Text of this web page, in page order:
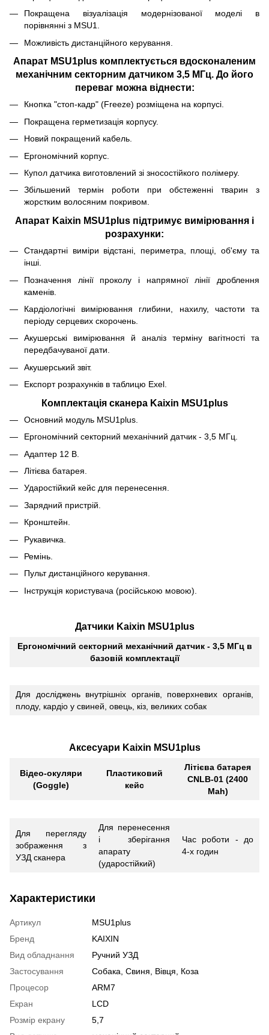
Покращена візуалізація модернізованої моделі в
порівнянні з MSU1.
Можливість дистанційного керування.
Апарат MSU1plus комплектується вдосконаленим
механічним секторним датчиком 3,5 МГц. До його
переваг можна віднести:
Кнопка "стоп-кадр" (Freeze) розміщена на корпусі.
Покращена герметизація корпусу.
Новий покращений кабель.
Ергономічний корпус.
Купол датчика виготовлений зі зносостійкого полімеру.
Збільшений термін роботи при обстеженні тварин з
жорстким волосяним покривом.
Апарат Kaixin MSU1plus підтримує вимірювання і
розрахунки:
Стандартні виміри відстані, периметра, площі, об'єму та
інші.
Позначення лінії проколу і напрямної лінії дроблення
каменів.
Кардіологічні вимірювання глибини, нахилу, частоти та
періоду серцевих скорочень.
Акушерські вимірювання й аналіз терміну вагітності та
передбачуваної дати.
Акушерський звіт.
Експорт розрахунків в таблицю Exel.
Комплектація сканера Kaixin MSU1plus
Основний модуль MSU1plus.
Ергономічний секторний механічний датчик - 3,5 МГц.
Адаптер 12 В.
Літієва батарея.
Ударостійкий кейс для перенесення.
Зарядний пристрій.
Кронштейн.
Рукавичка.
Ремінь.
Пульт дистанційного керування.
Інструкція користувача (російською мовою).
Датчики Kaixin MSU1plus
Ергономічний секторний механічний датчик - 3,5 МГц в
базовій комплектації
Для досліджень внутрішніх органів, поверхневих органів,
плоду, кардіо у свиней, овець, кіз, великих собак
Аксесуари Kaixin MSU1plus
Відео-окуляри
(Goggle)
Пластиковий
кейс
Літієва батарея
CNLB-01 (2400
Mah)
Для перегляду
зображення з
УЗД сканера
Для перенесення
і зберігання
апарату
(ударостійкий)
Час роботи - до
4-х годин
Характеристики
Артикул
MSU1plus
Бренд
KAIXIN
Вид обладнання
Ручний УЗД
Застосування
Собака, Свиня, Вівця, Коза
Процесор
ARM7
Екран
LCD
Розмір екрану
5,7